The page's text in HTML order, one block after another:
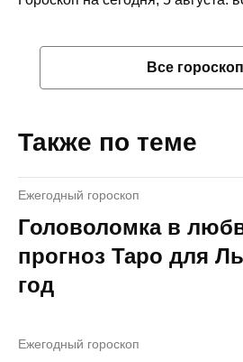
Все
Также по теме
Ежегодный гороскоп
Головоломка в
прогноз Таро для
год
Ежегодный гороскоп